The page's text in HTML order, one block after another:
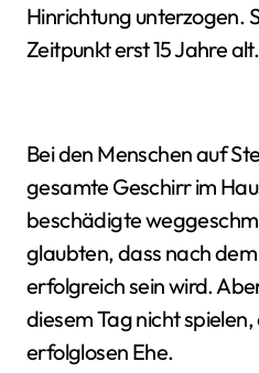
Hinrichtung unterzogen.
Zeitpunkt erst 15 Jahre alt.
Bei den Menschen auf
gesamte Geschirr im
beschädigte
glaubten, dass nach
erfolgreich sein wird.
diesem Tag nicht
erfolglosen Ehe.